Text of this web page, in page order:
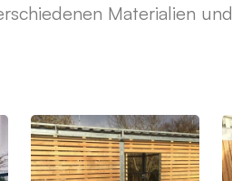
Materialien und